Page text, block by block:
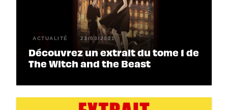
ACTUALITÉ 23/03/2021
Découvrez un extrait du tome 1 de
The Witch and the Beast